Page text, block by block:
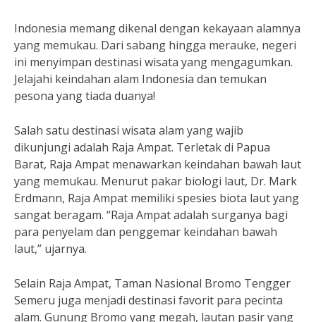
Indonesia memang dikenal dengan kekayaan alamnya
yang memukau. Dari sabang hingga merauke, negeri
ini menyimpan destinasi wisata yang mengagumkan.
Jelajahi keindahan alam Indonesia dan temukan
pesona yang tiada duanya!
Salah satu destinasi wisata alam yang wajib
dikunjungi adalah Raja Ampat. Terletak di Papua
Barat, Raja Ampat menawarkan keindahan bawah laut
yang memukau. Menurut pakar biologi laut, Dr. Mark
Erdmann, Raja Ampat memiliki spesies biota laut yang
sangat beragam. “Raja Ampat adalah surganya bagi
para penyelam dan penggemar keindahan bawah
laut,” ujarnya.
Selain Raja Ampat, Taman Nasional Bromo Tengger
Semeru juga menjadi destinasi favorit para pecinta
alam. Gunung Bromo yang megah, lautan pasir yang